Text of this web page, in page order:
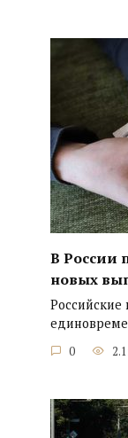
В России
новых
Российские
0